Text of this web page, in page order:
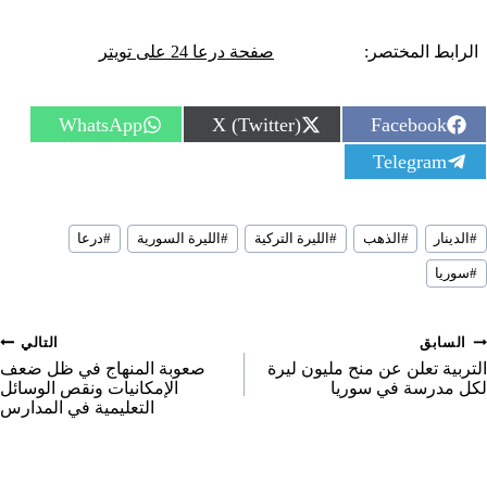
الرابط المختصر: صفحة درعا 24 على تويتر
S
h
a
r
o
n
Facebook
S
h
o
n
X (Twitter)
S
h
o
n
WhatsApp
S
h
r
e
o
n
Telegram
وسوم
المقال:
#الدينار #الذهب #الليرة التركية #الليرة السورية #درعا
#سوريا
تصفّح
المقالات
السابق
التربية تعلن عن منح مليون ليرة
لكل مدرسة في سوريا
التالي
صعوبة المنهاج في ظل ضعف
الإمكانيات ونقص الوسائل
التعليمية في المدارس